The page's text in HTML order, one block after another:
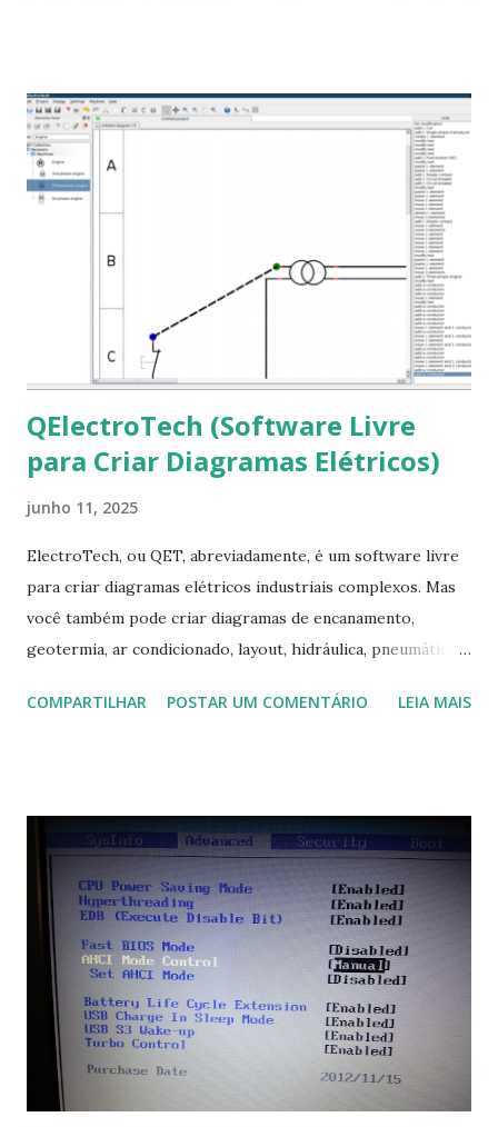
que contém essas fontes. Ao instalar o GNU/Linux abra o
terminal e execute o comando: $ sudo apt-get install ttf-
mscorefonts-installer Leia os termos de uso e avance
clicando em “Ok” Agora aceite os termos de uso clicando
em “Sim” Pronto agora abra o LibreOffice e veja se as
fontes Times New Roman, Arial estão instaladas. Caso
ocorra algum erro ou precisa reinstalar, execute: $ sudo
apt-get install --reinstall ttf-mscorefonts-installer
QElectroTech (Software Livre
para Criar Diagramas Elétricos)
junho 11, 2025
ElectroTech, ou QET, abreviadamente, é um software livre
para criar diagramas elétricos industriais complexos. Mas
você também pode criar diagramas de encanamento,
geotermia, ar condicionado, layout, hidráulica, pneumática,
Na última versão 0.100, a coleção contém mais de 8.000
COMPARTILHAR POSTAR UM COMENTÁRIO LEIA MAIS